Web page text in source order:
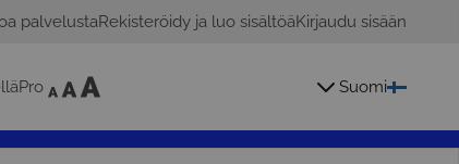
palvelustaRekisteröidy ja luo sisältöäKirjaudu sisään
Suomi